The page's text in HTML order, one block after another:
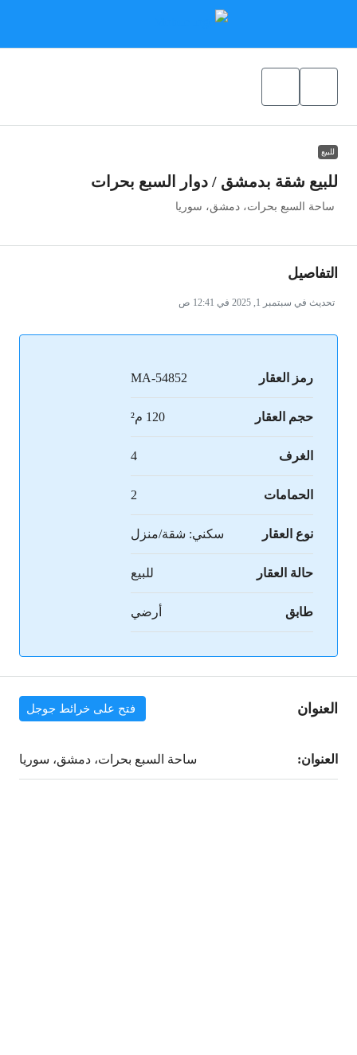
للبيع
للبيع شقة بدمشق / دوار السبع بحرات
ساحة السبع بحرات، دمشق، سوريا
التفاصيل
تحديث في سبتمبر 1, 2025 في 12:41 ص
رمز العقار MA-54852
حجم العقار 120 م²
الغرف 4
الحمامات 2
نوع العقار سكني: شقة/منزل
حالة العقار للبيع
طابق أرضي
العنوان فتح على خرائط جوجل
العنوان: ساحة السبع بحرات، دمشق، سوريا